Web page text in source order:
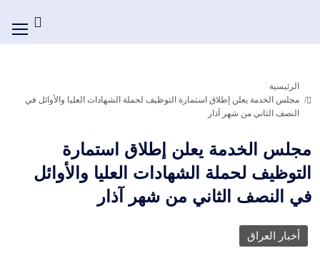
الرئيسية
مجلس الخدمة يعلن إطلاق استمارة التوظيف لحملة الشهادات العليا والأوائل في
النصف الثاني من شهر آذار
مجلس الخدمة يعلن إطلاق استمارة
التوظيف لحملة الشهادات العليا والأوائل
في النصف الثاني من شهر آذار
أخبار العراق